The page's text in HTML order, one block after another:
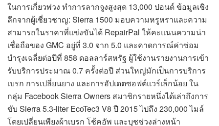
ในการเกี่ยวพ่วง ทำการลากจูงสูงสุด 13,000 ปอนด์ ข้อมูลเชิง
ลึกจากผู้เชี่ยวชาญ: Sierra 1500 มอบความหรูหราและความ
สามารถในราคาที่แข่งขันได้ RepairPal ให้คะแนนความน่า
เชื่อถือของ GMC อยู่ที่ 3.0 จาก 5.0 และคาดการณ์ค่าซ่อม
บำรุงเฉลี่ยต่อปีที่ 858 ดอลลาร์สหรัฐ ผู้ใช้งานรายงานการเข้า
รับบริการประมาณ 0.7 ครั้งต่อปี ส่วนใหญ่มักเป็นการบริการ
เบรก การเปลี่ยนยาง และการอัปเดตซอฟต์แวร์เล็กน้อย ใน
กลุ่ม Facebook Sierra Owners สมาชิกรายหนึ่งได้เล่าถึงการ
ขับ Sierra 5.3-liter EcoTec3 V8 ปี 2015 ไปถึง 230,000 ไมล์
โดยเปลี่ยนเพียงผ้าเบรก โช้คอัพ และบุชช่วงล่างหน้า